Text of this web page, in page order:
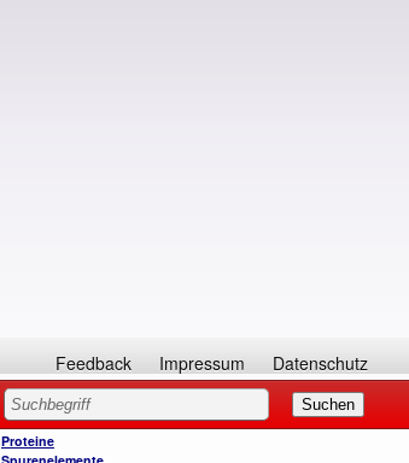
Feedback Impressum Datenschutz
Proteine